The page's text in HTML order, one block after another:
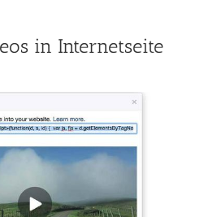
in Internetseite